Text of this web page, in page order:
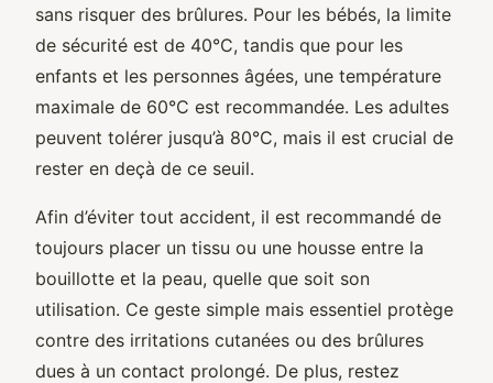
sans risquer des brûlures. Pour les bébés, la limite
de sécurité est de 40°C, tandis que pour les
enfants et les personnes âgées, une température
maximale de 60°C est recommandée. Les adultes
peuvent tolérer jusqu’à 80°C, mais il est crucial de
rester en deçà de ce seuil.
Afin d’éviter tout accident, il est recommandé de
toujours placer un tissu ou une housse entre la
bouillotte et la peau, quelle que soit son
utilisation. Ce geste simple mais essentiel protège
contre des irritations cutanées ou des brûlures
dues à un contact prolongé. De plus, restez